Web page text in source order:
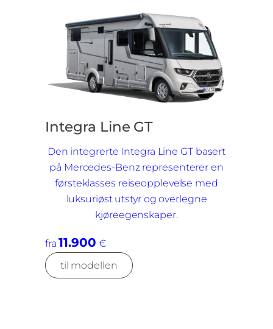
Integra Line GT
Den integrerte Integra Line GT basert
på Mercedes-Benz representerer en
førsteklasses reiseopplevelse med
luksuriøst utstyr og overlegne
kjøreegenskaper.
fra11.900 €
til modellen